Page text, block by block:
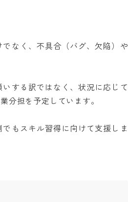
なく、不具合（バグ、欠陥）や
する訳ではなく、状況に応じて
分担を予定しています。
もスキル習得に向けて支援しま